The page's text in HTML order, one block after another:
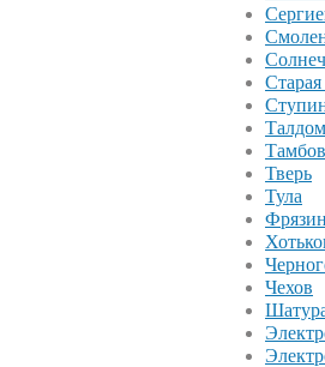
Талдом
Тамбов
Тверь
Тула
Чехов